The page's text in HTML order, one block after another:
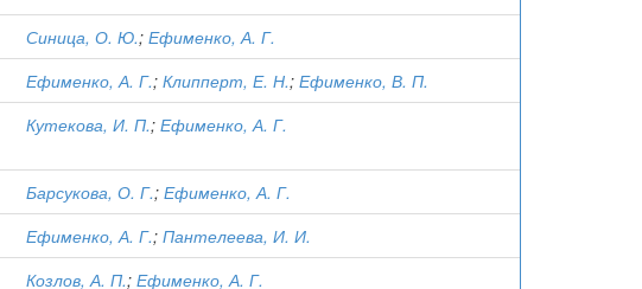
Синица, О. Ю.; Ефименко, А. Г.
Ефименко, А. Г.; Клипперт, Е. Н.; Ефименко, В. П.
Кутекова, И. П.; Ефименко, А. Г.
Барсукова, О. Г.; Ефименко, А. Г.
Ефименко, А. Г.; Пантелеева, И. И.
Козлов, А. П.; Ефименко, А. Г.